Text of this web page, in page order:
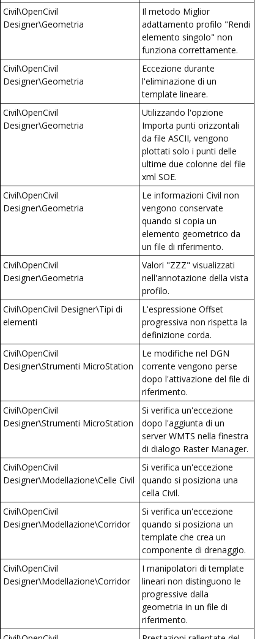
Civil\OpenCivil
Designer\Geometria
Il metodo Miglior
adattamento profilo "Rendi
elemento singolo" non
funziona correttamente.
Civil\OpenCivil
Designer\Geometria
Eccezione durante
l'eliminazione di un
template lineare.
Civil\OpenCivil
Designer\Geometria
Utilizzando l'opzione
Importa punti orizzontali
da file ASCII, vengono
plottati solo i punti delle
ultime due colonne del file
xml SOE.
Civil\OpenCivil
Designer\Geometria
Le informazioni Civil non
vengono conservate
quando si copia un
elemento geometrico da
un file di riferimento.
Civil\OpenCivil
Designer\Geometria
Valori "ZZZ" visualizzati
nell'annotazione della vista
profilo.
Civil\OpenCivil Designer\Tipi di
elementi
L'espressione Offset
progressiva non rispetta la
definizione corda.
Civil\OpenCivil
Designer\Strumenti MicroStation
Le modifiche nel DGN
corrente vengono perse
dopo l'attivazione del file di
riferimento.
Civil\OpenCivil
Designer\Strumenti MicroStation
Si verifica un'eccezione
dopo l'aggiunta di un
server WMTS nella finestra
di dialogo Raster Manager.
Civil\OpenCivil
Designer\Modellazione\Celle Civil
Si verifica un'eccezione
quando si posiziona una
cella Civil.
Civil\OpenCivil
Designer\Modellazione\Corridor
Si verifica un'eccezione
quando si posiziona un
template che crea un
componente di drenaggio.
Civil\OpenCivil
Designer\Modellazione\Corridor
I manipolatori di template
lineari non distinguono le
progressive dalla
geometria in un file di
riferimento.